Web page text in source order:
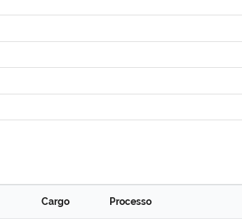
Cargo Processo